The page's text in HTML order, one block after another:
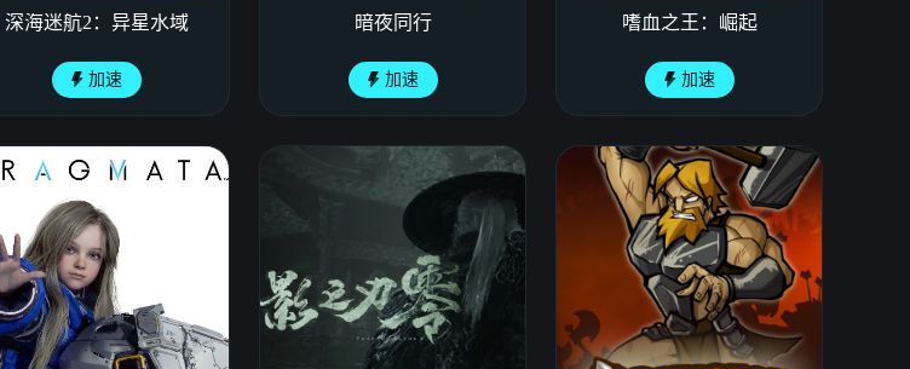
深海迷航2：异星水域
加速
暗夜同行
加速
嗜血之王：崛起
加速